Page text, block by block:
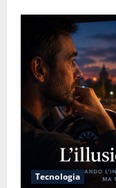
Tecnologia